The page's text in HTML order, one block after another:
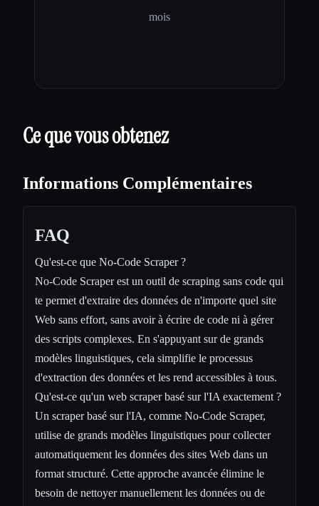
mois
Ce que vous obtenez
Informations Complémentaires
FAQ
Qu'est-ce que No-Code Scraper ?
No-Code Scraper est un outil de scraping sans code qui
te permet d'extraire des données de n'importe quel site
Web sans effort, sans avoir à écrire de code ni à gérer
des scripts complexes. En s'appuyant sur de grands
modèles linguistiques, cela simplifie le processus
d'extraction des données et les rend accessibles à tous.
Qu'est-ce qu'un web scraper basé sur l'IA exactement ?
Un scraper basé sur l'IA, comme No-Code Scraper,
utilise de grands modèles linguistiques pour collecter
automatiquement les données des sites Web dans un
format structuré. Cette approche avancée élimine le
besoin de nettoyer manuellement les données ou de